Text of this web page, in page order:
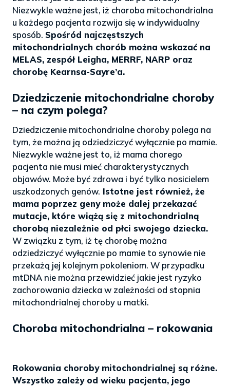
Niezwykle ważne jest, iż choroba mitochondrialna
u każdego pacjenta rozwija się w indywidualny
sposób. Spośród najczęstszych
mitochondrialnych chorób można wskazać na
MELAS, zespół Leigha, MERRF, NARP oraz
chorobę Kearnsa-Sayre’a.
Dziedziczenie mitochondrialne choroby
– na czym polega?
Dziedziczenie mitochondrialne choroby polega na
tym, że można ją odziedziczyć wyłącznie po mamie.
Niezwykle ważne jest to, iż mama chorego
pacjenta nie musi mieć charakterystycznych
objawów. Może być zdrowa i być tylko nosicielem
uszkodzonych genów. Istotne jest również, że
mama poprzez geny może dalej przekazać
mutacje, które wiążą się z mitochondrialną
chorobą niezależnie od płci swojego dziecka.
W związku z tym, iż tę chorobę można
odziedziczyć wyłącznie po mamie to synowie nie
przekażą jej kolejnym pokoleniom. W przypadku
mtDNA nie można przewidzieć jakie jest ryzyko
zachorowania dziecka w zależności od stopnia
mitochondrialnej choroby u matki.
Choroba mitochondrialna – rokowania
Rokowania choroby mitochondrialnej są różne.
Wszystko zależy od wieku pacjenta, jego